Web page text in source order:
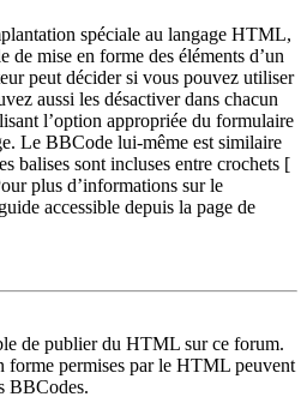
spéciale au langage HTML,
de mise en forme des éléments d’un
peut décider si vous pouvez utiliser
aussi les désactiver dans chacun
l’option appropriée du formulaire
Le BBCode lui-même est similaire
balises sont incluses entre crochets [
plus d’informations sur le
accessible depuis la page de
de publier du HTML sur ce forum.
forme permises par le HTML peuvent
BBCodes.